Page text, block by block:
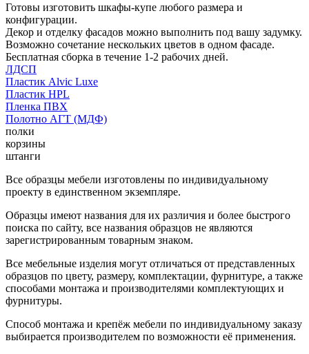
Готовы изготовить шкафы-купе любого размера и
конфигурации.
Декор и отделку фасадов можно выполнить под вашу задумку.
Возможно сочетание нескольких цветов в одном фасаде.
Бесплатная сборка в течение 1-2 рабочих дней.
ЛДСП
Пластик Alvic Luxe
Пластик HPL
Пленка ПВХ
Полотно АГТ (МДФ)
полки
корзины
штанги
Все образцы мебели изготовлены по индивидуальному
проекту в единственном экземпляре.
Образцы имеют названия для их различия и более быстрого
поиска по сайту, все названия образцов не являются
зарегистрированным товарным знаком.
Все мебельные изделия могут отличаться от представленных
образцов по цвету, размеру, комплектации, фурнитуре, а также
способами монтажа и производителями комплектующих и
фурнитуры.
Способ монтажа и крепёж мебели по индивидуальному заказу
выбирается производителем по возможности её применения.